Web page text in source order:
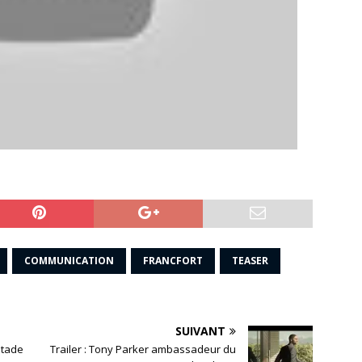
COMMUNICATION FRANCFORT TEASER
SUIVANT
Trailer : Tony Parker ambassadeur du